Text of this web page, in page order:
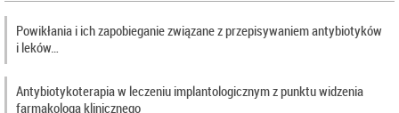
Powikłania i ich zapobieganie związane z przepisywaniem antybiotyków
i leków…
Antybiotykoterapia w leczeniu implantologicznym z punktu widzenia
farmakologa klinicznego